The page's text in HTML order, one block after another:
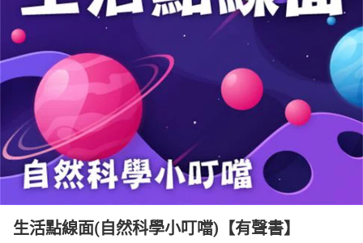
女裝 男裝 化妝保養 情趣用品
日本購物 電子/紙本書
HOT
生活點線面(自然科學小叮噹)【有聲書】